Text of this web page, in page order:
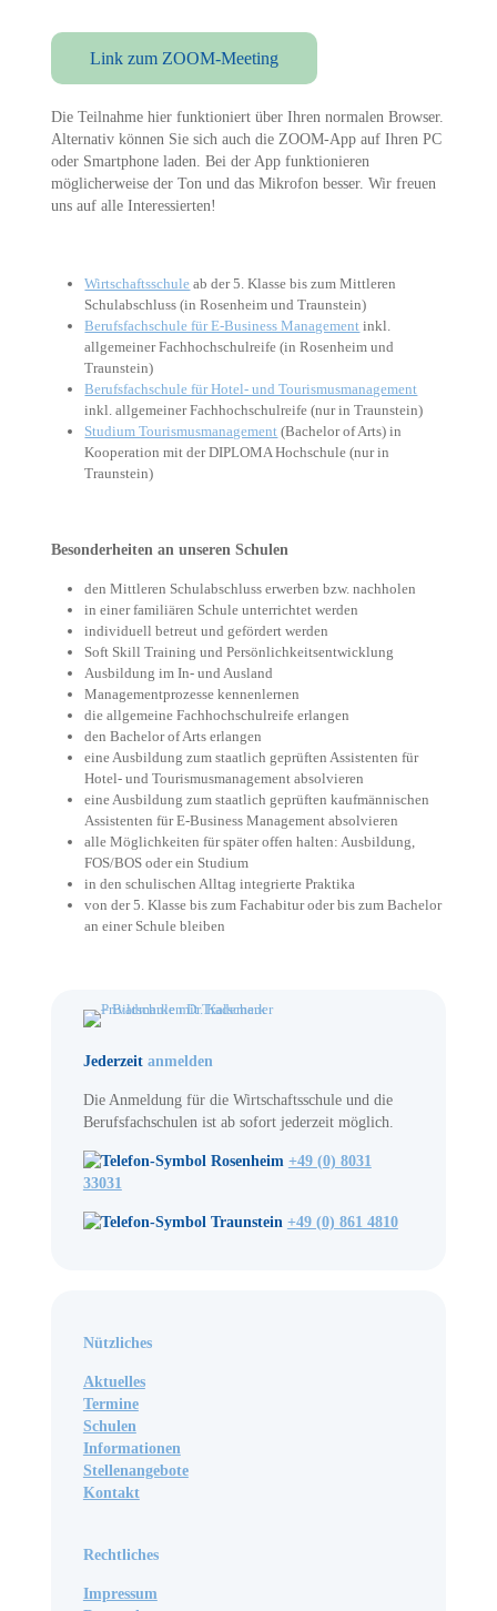
Link zum ZOOM-Meeting
Die Teilnahme hier funktioniert über Ihren normalen Browser.
Alternativ können Sie sich auch die ZOOM-App auf Ihren PC
oder Smartphone laden. Bei der App funktionieren
möglicherweise der Ton und das Mikrofon besser. Wir freuen
uns auf alle Interessierten!
Wirtschaftsschule ab der 5. Klasse bis zum Mittleren
Schulabschluss (in Rosenheim und Traunstein)
Berufsfachschule für E-Business Management inkl.
allgemeiner Fachhochschulreife (in Rosenheim und
Traunstein)
Berufsfachschule für Hotel- und Tourismusmanagement
inkl. allgemeiner Fachhochschulreife (nur in Traunstein)
Studium Tourismusmanagement (Bachelor of Arts) in
Kooperation mit der DIPLOMA Hochschule (nur in
Traunstein)
Besonderheiten an unseren Schulen
den Mittleren Schulabschluss erwerben bzw. nachholen
in einer familiären Schule unterrichtet werden
individuell betreut und gefördert werden
Soft Skill Training und Persönlichkeitsentwicklung
Ausbildung im In- und Ausland
Managementprozesse kennenlernen
die allgemeine Fachhochschulreife erlangen
den Bachelor of Arts erlangen
eine Ausbildung zum staatlich geprüften Assistenten für
Hotel- und Tourismusmanagement absolvieren
eine Ausbildung zum staatlich geprüften kaufmännischen
Assistenten für E-Business Management absolvieren
alle Möglichkeiten für später offen halten: Ausbildung,
FOS/BOS oder ein Studium
in den schulischen Alltag integrierte Praktika
von der 5. Klasse bis zum Fachabitur oder bis zum Bachelor
an einer Schule bleiben
Jederzeit anmelden
Die Anmeldung für die Wirtschaftsschule und die
Berufsfachschulen ist ab sofort jederzeit möglich.
Rosenheim +49 (0) 8031
33031
Traunstein +49 (0) 861 4810
Nützliches
Aktuelles
Termine
Schulen
Informationen
Stellenangebote
Kontakt
Rechtliches
Impressum